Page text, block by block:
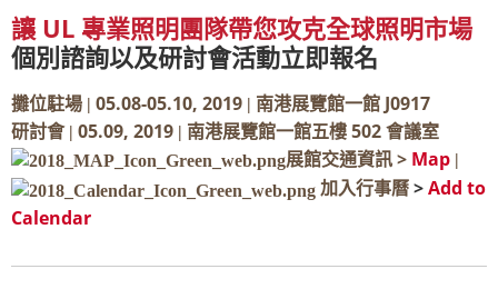
讓 UL 專業照明團隊帶您攻克全球照明市場
個別諮詢以及研討會活動立即報名
攤位駐場 | 05.08-05.10, 2019 | 南港展覽館一館 J0917
研討會 | 05.09, 2019 | 南港展覽館一館五樓 502 會議室
展館交通資訊 > Map |
加入行事曆 >Add to
Calendar